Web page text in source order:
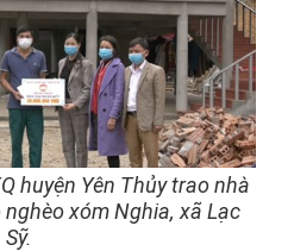
huyện Yên Thủy trao nhà
xóm Nghia, xã Lạc
Sỹ.